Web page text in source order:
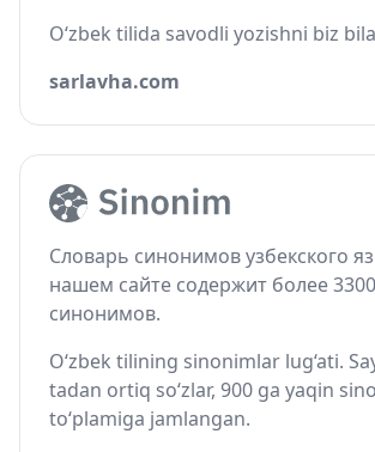
O‘zbek tilida savodli yozishni biz
sarlavha.com
Словарь синонимов узбекского
нашем сайте содержит более
синонимов.
O‘zbek tilining sinonimlar lug‘ati.
tadan ortiq so‘zlar, 900 ga yaqin
to‘plamiga jamlangan.